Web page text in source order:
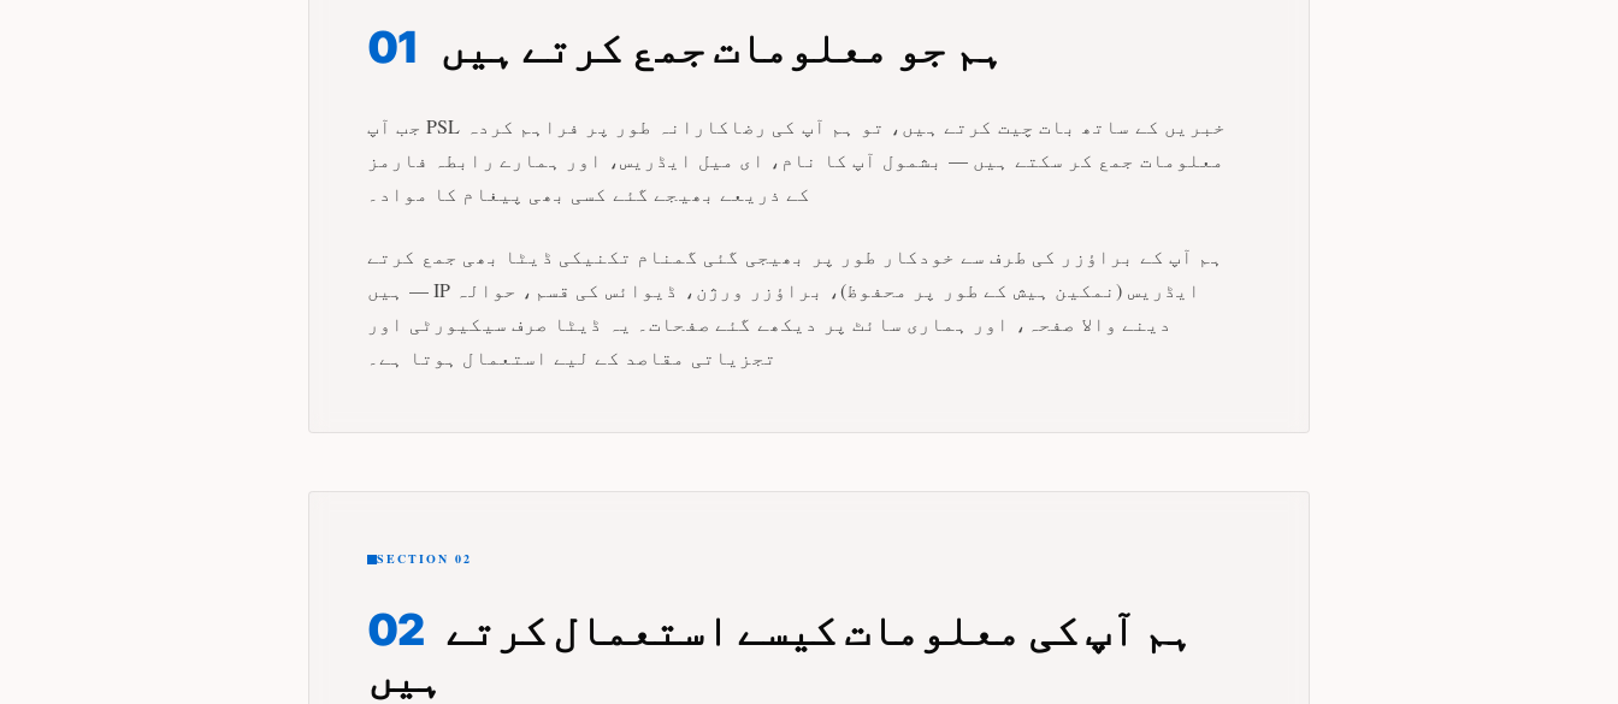
01 ہم جو معلومات جمع کرتے ہیں
جب آپ PSL خبریں کے ساتھ بات چیت کرتے ہیں، تو ہم آپ کی رضاکارانہ طور پر فراہم کردہ
معلومات جمع کر سکتے ہیں — بشمول آپ کا نام، ای میل ایڈریس، اور ہمارے رابطہ فارمز
کے ذریعے بھیجے گئے کسی بھی پیغام کا مواد۔
ہم آپ کے براؤزر کی طرف سے خودکار طور پر بھیجی گئی گمنام تکنیکی ڈیٹا بھی جمع کرتے
ہیں — IP ایڈریس (نمکین ہیش کے طور پر محفوظ)، براؤزر ورژن، ڈیوائس کی قسم، حوالہ
دینے والا صفحہ، اور ہماری سائٹ پر دیکھے گئے صفحات۔ یہ ڈیٹا صرف سیکیورٹی اور
تجزیاتی مقاصد کے لیے استعمال ہوتا ہے۔
SECTION 02
02
ہیں